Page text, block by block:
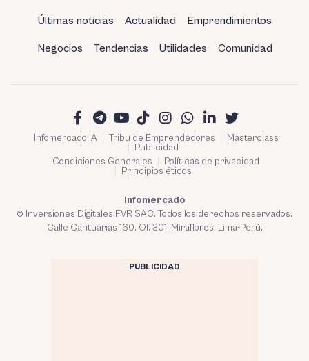
Últimas noticias Actualidad Emprendimientos
Negocios Tendencias Utilidades Comunidad
Infomercado IA Tribu de Emprendedores
Masterclass
Publicidad
Condiciones Generales
Políticas de privacidad
Principios éticos
Infomercado
© Inversiones Digitales FVR SAC. Todos los derechos reservados.
Calle Cantuarias 160. Of. 301. Miraflores, Lima-Perú.
PUBLICIDAD